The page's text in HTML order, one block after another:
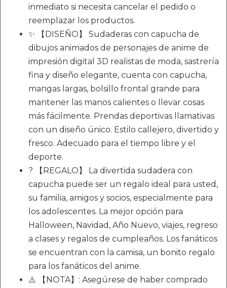
inmediato si necesita cancelar el pedido o
reemplazar los productos.
✨ 【DISEÑO】 Sudaderas con capucha de
dibujos animados de personajes de anime de
impresión digital 3D realistas de moda, sastrería
fina y diseño elegante, cuenta con capucha,
mangas largas, bolsillo frontal grande para
mantener las manos calientes o llevar cosas
más fácilmente. Prendas deportivas llamativas
con un diseño único. Estilo callejero, divertido y
fresco. Adecuado para el tiempo libre y el
deporte.
? 【REGALO】 La divertida sudadera con
capucha puede ser un regalo ideal para usted,
su familia, amigos y socios, especialmente para
los adolescentes. La mejor opción para
Halloween, Navidad, Año Nuevo, viajes, regreso
a clases y regalos de cumpleaños. Los fanáticos
se encuentran con la camisa, un bonito regalo
para los fanáticos del anime.
⚠️ 【NOTA】: Asegúrese de haber comprado